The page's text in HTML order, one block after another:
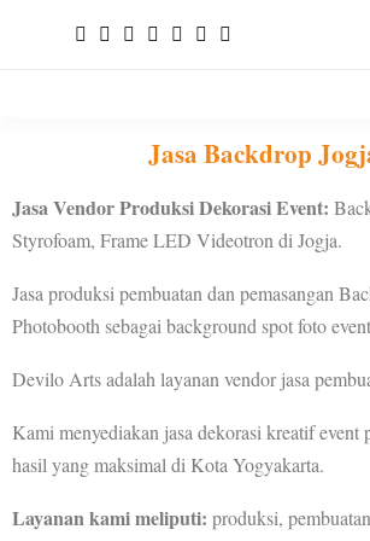
Jasa Backdrop
Jasa Vendor Produksi Dekorasi Event:
Styrofoam, Frame LED Videotron di Jogja.
Jasa produksi pembuatan dan pemasangan
Photobooth sebagai background spot foto
Devilo Arts adalah layanan vendor jasa
Kami menyediakan jasa dekorasi kreatif event
hasil yang maksimal di Kota Yogyakarta.
Layanan kami meliputi: produksi,